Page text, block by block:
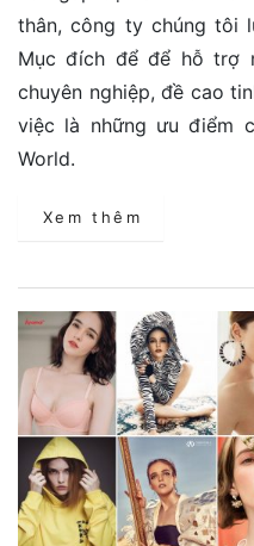
thân, công ty chúng tôi
Mục đích để để hỗ trợ
chuyên nghiệp, đề cao
việc là những ưu điểm
World.
Xem thêm